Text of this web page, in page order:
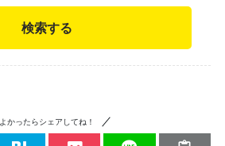
検索する
よかったらシェアしてね！